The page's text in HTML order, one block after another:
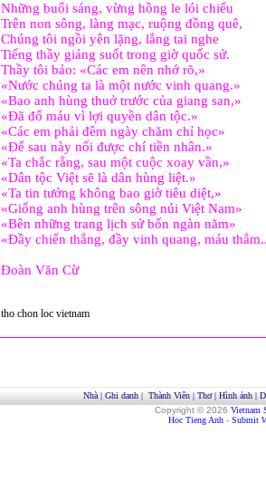
Những buổi sáng, vừng hồng le lói chiếu
Trên non sông, làng mạc, ruộng đồng quê,
Chúng tôi ngồi yên lặng, lắng tai nghe
Tiếng thầy giảng suốt trong giờ quốc sử.
Thầy tôi bảo: «Các em nên nhớ rõ,»
«Nước chúng ta là một nước vinh quang.»
«Bao anh hùng thuở trước của giang san,»
«Đã đổ máu vì lợi quyền dân tộc.»
«Các em phải đêm ngày chăm chỉ học»
«Để sau này nối được chí tiền nhân.»
«Ta chắc rằng, sau một cuộc xoay vần,»
«Dân tộc Việt sẽ là dân hùng liệt.»
«Ta tin tưởng không bao giờ tiêu diệt,»
«Giống anh hùng trên sông núi Việt Nam»
«Bên những trang lịch sử bốn ngàn năm»
«Đầy chiến thắng, đầy vinh quang, máu
Đoàn Văn Cừ
tho chon loc vietnam
Nhà| Ghi danh| Thành Viên| Thơ| Hình ảnh|
Copyright © 2026 Vietnam
Hoc Tieng Anh - Submit